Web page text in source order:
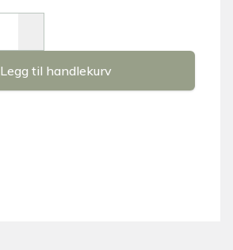
Legg til handlekurv